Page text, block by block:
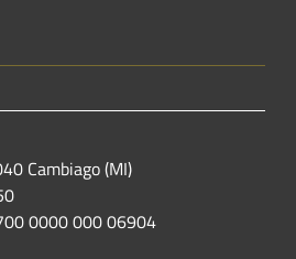
Cambiago (MI)
0000 000 06904